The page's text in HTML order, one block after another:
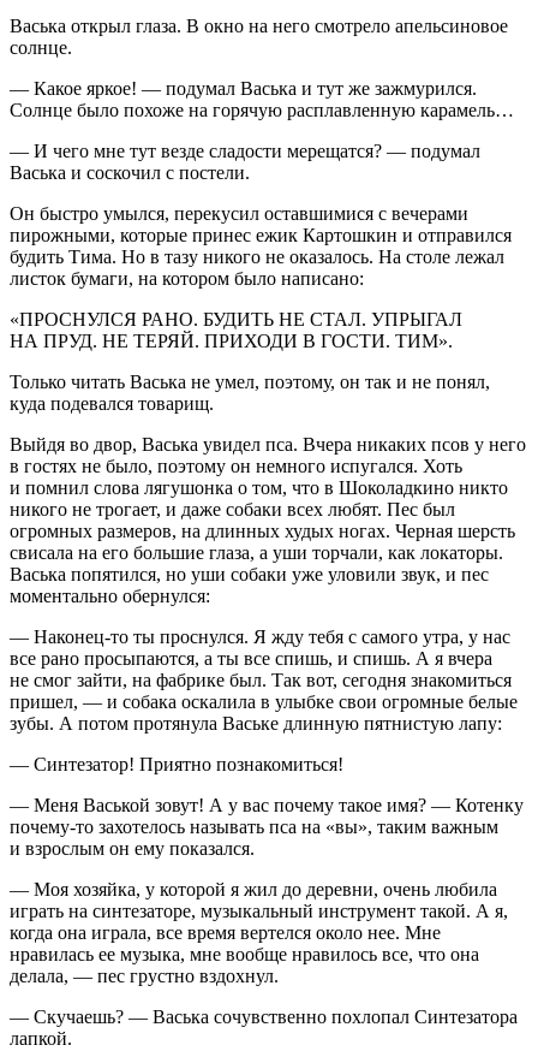
Васька открыл глаза. В окно на него смотрело апельсиновое
солнце.
— Какое яркое! — подумал Васька и тут же зажмурился.
Солнце было похоже на горячую расплавленную карамель…
— И чего мне тут везде сладости мерещатся? — подумал
Васька и соскочил с постели.
Он быстро умылся, перекусил оставшимися с вечерами
пирожными, которые принес ежик Картошкин и отправился
будить Тима. Но в тазу никого не оказалось. На столе лежал
листок бумаги, на котором было написано:
«ПРОСНУЛСЯ РАНО. БУДИТЬ НЕ СТАЛ. УПРЫГАЛ
НА ПРУД. НЕ ТЕРЯЙ. ПРИХОДИ В ГОСТИ. ТИМ».
Только читать Васька не умел, поэтому, он так и не понял,
куда подевался товарищ.
Выйдя во двор, Васька увидел пса. Вчера никаких псов у него
в гостях не было, поэтому он немного испугался. Хоть
и помнил слова лягушонка о том, что в Шоколадкино никто
никого не трогает, и даже собаки всех любят. Пес был
огромных размеров, на длинных худых ногах. Черная шерсть
свисала на его большие глаза, а уши торчали, как локаторы.
Васька попятился, но уши собаки уже уловили звук, и пес
моментально обернулся:
— Наконец-то ты проснулся. Я жду тебя с самого утра, у нас
все рано просыпаются, а ты все спишь, и спишь. А я вчера
не смог зайти, на фабрике был. Так вот, сегодня знакомиться
пришел, — и собака оскалила в улыбке свои огромные белые
зубы. А потом протянула Ваське длинную пятнистую лапу:
— Синтезатор! Приятно познакомиться!
— Меня Васькой зовут! А у вас почему такое имя? — Котенку
почему-то захотелось называть пса на «вы», таким важным
и взрослым он ему показался.
— Моя хозяйка, у которой я жил до деревни, очень любила
играть на синтезаторе, музыкальный инструмент такой. А я,
когда она играла, все время вертелся около нее. Мне
нравилась ее музыка, мне вообще нравилось все, что она
делала, — пес грустно вздохнул.
— Скучаешь? — Васька сочувственно похлопал Синтезатора
лапкой.